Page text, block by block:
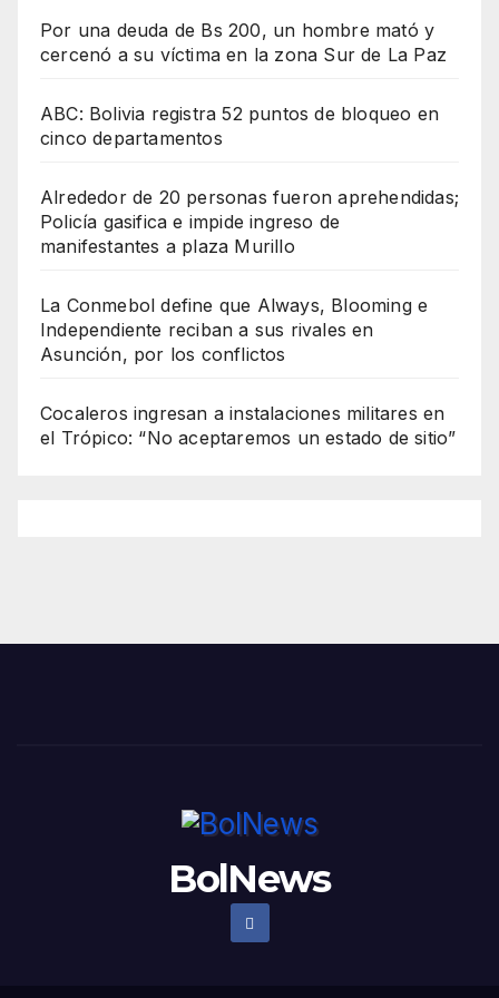
Por una deuda de Bs 200, un hombre mató y
cercenó a su víctima en la zona Sur de La Paz
ABC: Bolivia registra 52 puntos de bloqueo en
cinco departamentos
Alrededor de 20 personas fueron aprehendidas;
Policía gasifica e impide ingreso de
manifestantes a plaza Murillo
La Conmebol define que Always, Blooming e
Independiente reciban a sus rivales en
Asunción, por los conflictos
Cocaleros ingresan a instalaciones militares en
el Trópico: “No aceptaremos un estado de sitio”
BolNews